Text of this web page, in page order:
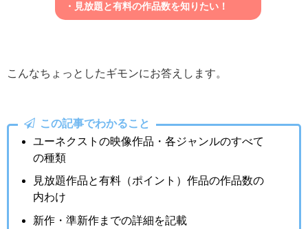
・見放題と有料の作品数を知りたい！
こんなちょっとしたギモンにお答えします。
この記事でわかること
ユーネクストの映像作品・各ジャンルのすべて
の種類
見放題作品と有料（ポイント）作品の作品数の
内わけ
新作・準新作までの詳細を記載